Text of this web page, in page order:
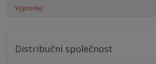
Výprodej
Distribuční společnost